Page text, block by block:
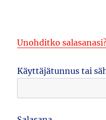
Unohditko
Käyttäjätunnus tai